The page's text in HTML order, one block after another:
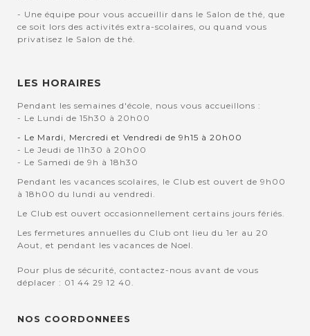
- Une équipe pour vous accueillir dans le Salon de thé, que
ce soit lors des activités extra-scolaires, ou quand vous
privatisez le Salon de thé.
LES HORAIRES
Pendant les semaines d'école, nous vous accueillons :
- Le Lundi de 15h30 à 20h00
- Le Mardi, Mercredi et Vendredi de 9h15 à 20h00
- Le Jeudi de 11h30 à 20h00
- Le Samedi de 9h à 18h30
Pendant les vacances scolaires, le Club est ouvert de 9h00
à 18h00 du lundi au vendredi.
Le Club est ouvert occasionnellement certains jours fériés.
Les fermetures annuelles du Club ont lieu du 1er au 20
Aout, et pendant les vacances de Noel.
Pour plus de sécurité, contactez-nous avant de vous
déplacer : 01 44 29 12 40.
NOS COORDONNEES